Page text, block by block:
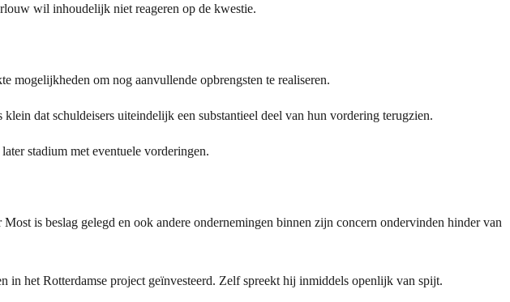
wil inhoudelijk niet reageren op de kwestie.
om nog aanvullende opbrengsten te realiseren.
dat schuldeisers uiteindelijk een substantieel deel van hun vordering terugzien.
stadium met eventuele vorderingen.
is beslag gelegd en ook andere ondernemingen binnen zijn concern ondervinden hinder van
in het Rotterdamse project geïnvesteerd. Zelf spreekt hij inmiddels openlijk van spijt.